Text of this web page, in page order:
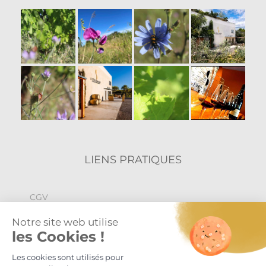
LIENS PRATIQUES
CGV
Politique de confidentialité